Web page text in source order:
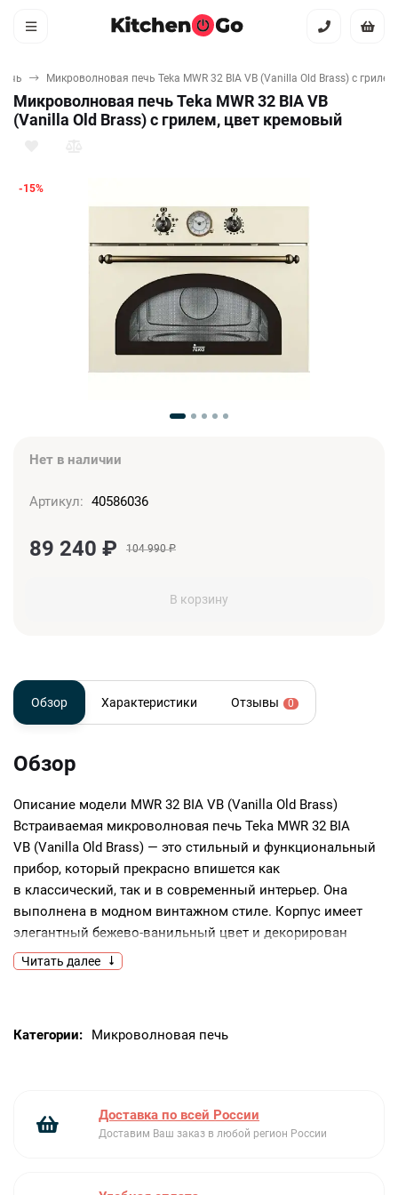
Микроволновая печь Teka MWR 32 BIA VB (Vanilla Old Brass) с
Микроволновая печь Teka MWR 32 BIA VB
(Vanilla Old Brass) с грилем, цвет кремовый
-15%
Нет в наличии
Артикул: 40586036
89 240 ₽ 104 990₽
В корзину
Обзор Характеристики Отзывы 0
Обзор
Описание модели MWR 32 BIA VB (Vanilla Old Brass)
Встраиваемая микроволновая печь Teka MWR 32 BIA
VB (Vanilla Old Brass) — это стильный и функциональный
прибор, который прекрасно впишется как
в классический, так и в современный интерьер. Она
выполнена в модном винтажном стиле. Корпус имеет
элегантный бежево-ванильный цвет и декорирован
элементами под состаренную бронзу. Такой вариант
будет прекрасно смотреться при оформлении кухни
Рабочая камера изготовлена из нержавеющей стали, что
за процессом приготовления. Дверца откидная,
открывается с помощью ручки. Такая конструкция
Читать далее
Категории: Микроволновая печь
Доставка по всей России
Доставим Ваш заказ в любой регион России